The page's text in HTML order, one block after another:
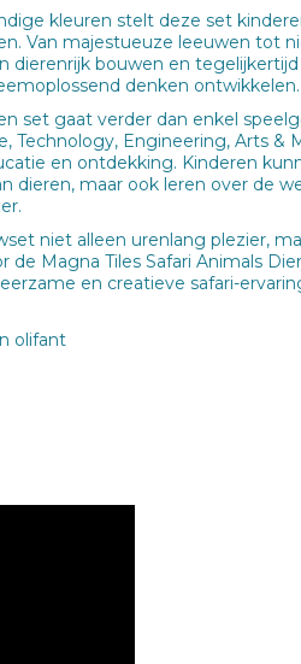
kleuren stelt deze set
Van majestueuze leeuwen tot
dierenrijk bouwen en
denken ontwikkelen.
set gaat verder dan enkel
Technology, Engineering, Arts &
en ontdekking. Kinderen
dieren, maar ook leren over de
niet alleen urenlang plezier,
de Magna Tiles Safari Animals
en creatieve safari-
olifant